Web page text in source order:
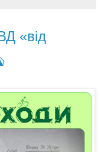
«від